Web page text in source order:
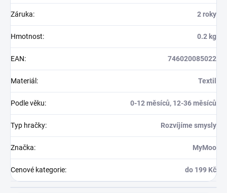
Záruka: 2 roky
Hmotnost: 0.2 kg
EAN: 746020085022
Materiál : Textil
Podle věku: 0-12 měsíců, 12-36 měsíců
Typ hračky: Rozvíjíme smysly
Značka: MyMoo
Cenové kategorie: do 199 Kč